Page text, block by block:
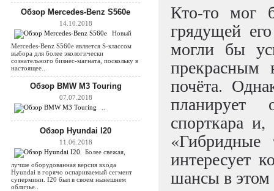
Обзор Mercedes-Benz S560e
14.10.2018
Новый
Mercedes-Benz S560e является S-классом
выбора для более экологически
сознательного бизнес-магната, поскольку в
настоящее..
Обзор BMW M3 Touring
07.07.2018
Обзор Hyundai I20
11.06.2018
Более свежая,
лучше оборудованная версия входа
Hyundai в горячо оспариваемый сегмент
супермини. I20 был в своем нынешнем
обличье..
Кто-то мог
грядущей
могли бы
прекрасным
почёта.
планирует
спорткара
интересует
шансы в этом